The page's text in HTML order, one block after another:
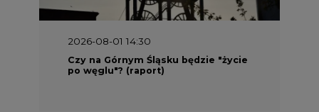
2026-08-01 14:30
Czy na Górnym Śląsku będzie "życie
po węglu"? (raport)